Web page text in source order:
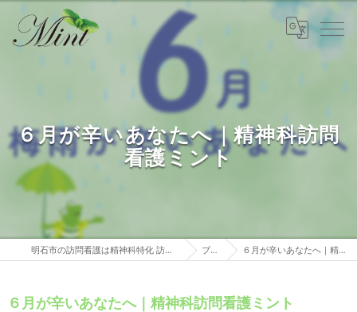
６月が辛いあなたへ｜精神科訪問
看護ミント
明石市の訪問看護は精神科特化 訪問看護ステーションミント ブログ ６月が辛いあなたへ｜精神科訪問看護ミント
６月が辛いあなたへ｜精神科訪問看護ミント